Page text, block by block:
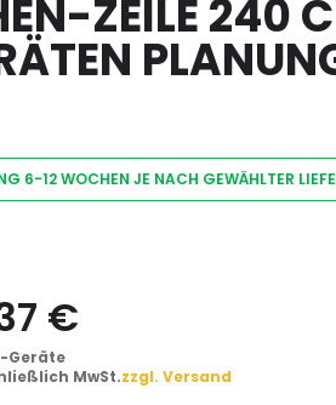
ZEILE 240
6-12 WOCHEN JE NACH GEWÄHLTER
€
Geräte
MwSt.zzgl. Versand